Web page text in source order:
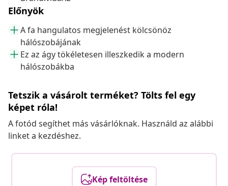
Előnyök
A fa hangulatos megjelenést kölcsönöz
hálószobájának
Ez az ágy tökéletesen illeszkedik a modern
hálószobákba
Tetszik a vásárolt terméket? Tölts fel egy
képet róla!
A fotód segíthet más vásárlóknak. Használd az alábbi
linket a kezdéshez.
Kép feltöltése